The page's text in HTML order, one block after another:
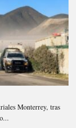
Monterrey, tras